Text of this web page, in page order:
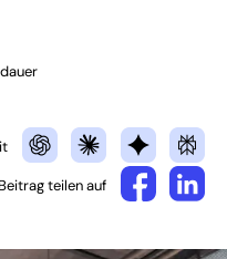
Beitrag teilen auf